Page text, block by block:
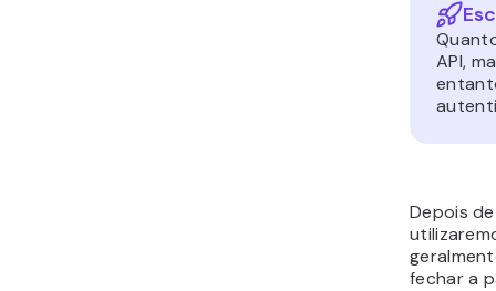
API,
Depois
fechar a